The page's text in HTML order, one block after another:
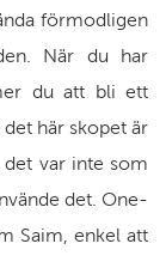
förmodligen
När du har
du att bli ett
här skopet är
det var inte som
det. One-
Saim, enkel att